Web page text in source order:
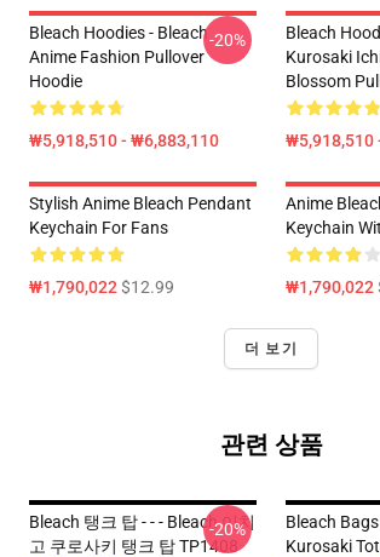
Bleach Hoodies - Bleach
Anime Fashion Pullover
Hoodie
₩5,918,510 - ₩6,883,110
-20%
Bleach
Kurosaki
Blossom
₩5,918,510
Stylish Anime Bleach Pendant
Keychain For Fans
₩1,790,022$12.99
Anime
Keychain
₩1,790,022
더 보기
관련 상품
Bleach 탱크 탑 - - - Bleach 이치
고 쿠로사키 탱크 탑 TP1408
-20%
Bleach
Kurosaki